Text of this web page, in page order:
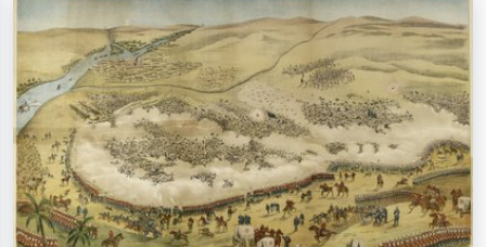
Recherchez par artiste, titre ou style –
ex. Monet, Nuit étoilée,
impressionnisme, vague de Hokusai,
nu.
Décrivez la scène – ex. prairie verte,
abstrait avec beaucoup de rouge,
tableau sombre, nu debout près d'un
arbre.